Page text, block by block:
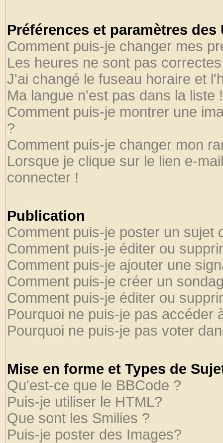
Préférences et paramètres
Comment puis-je changer mes
Les heures ne sont pas
J'ai changé le fuseau horaire et
Ma langue n'est pas dans la liste !
Comment puis-je montrer une
?
Comment puis-je changer mon
Lorsque je clique sur le lien e-
connecter !
Publication
Comment puis-je poster un sujet
Comment puis-je éditer ou
Comment puis-je ajouter une
Comment puis-je créer un
Comment puis-je éditer ou
Pourquoi ne puis-je pas accéder
Pourquoi ne puis-je pas voter
Mise en forme et Types de
Qu'est-ce que le BBCode ?
Puis-je utiliser le HTML?
Que sont les Smilies ?
Puis-je poster des Images?